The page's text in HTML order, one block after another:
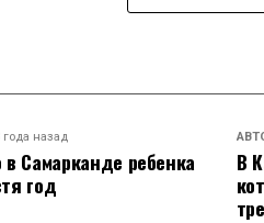
все еще с
в политическом
в возвращении
правления Асада.
года назад
в Самарканде ребенка
год
В